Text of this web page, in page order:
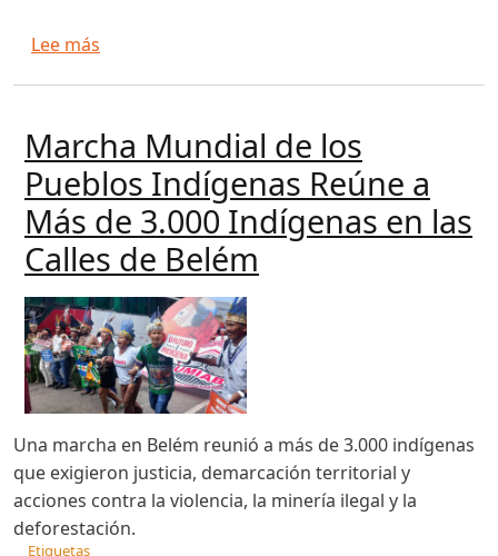
Lee más
Marcha Mundial de los
Pueblos Indígenas Reúne a
Más de 3.000 Indígenas en las
Calles de Belém
Una marcha en Belém reunió a más de 3.000 indígenas
que exigieron justicia, demarcación territorial y
acciones contra la violencia, la minería ilegal y la
deforestación.
Etiquetas